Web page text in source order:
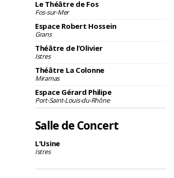
Le Théâtre de Fos
Fos-sur-Mer
Espace Robert Hossein
Grans
Théâtre de l’Olivier
Istres
Théâtre La Colonne
Miramas
Espace Gérard Philipe
Port-Saint-Louis-du-Rhône
Salle de Concert
L'Usine
Istres